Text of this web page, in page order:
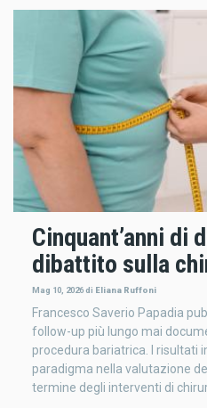
Cinquant’anni di
dibattito sulla
Mag 10, 2026di Eliana Ruffoni
Francesco Saverio Papadia
follow-up più lungo mai
procedura bariatrica. I risultati
paradigma nella valutazione
termine degli interventi di